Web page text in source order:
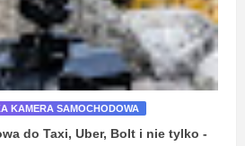
KAMERA SAMOCHODOWA
do Taxi, Uber, Bolt i nie tylko -